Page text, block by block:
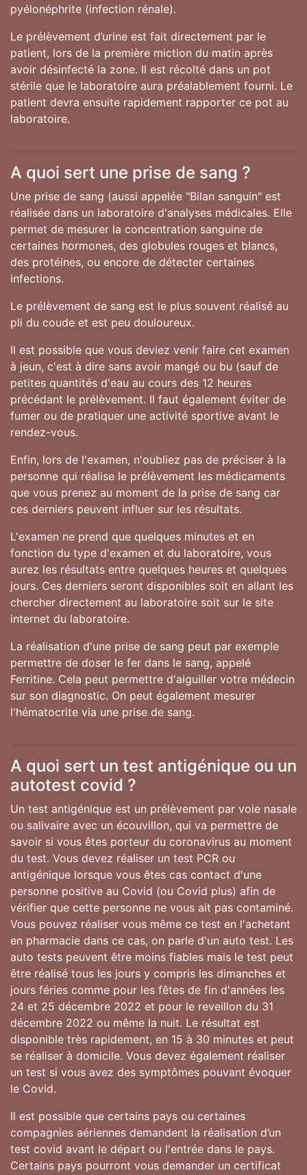
pyélonéphrite (infection rénale).
Le prélèvement d’urine est fait directement par le
patient, lors de la première miction du matin après
avoir désinfecté la zone. Il est récolté dans un pot
stérile que le laboratoire aura préalablement fourni. Le
patient devra ensuite rapidement rapporter ce pot au
laboratoire.
A quoi sert une prise de sang ?
Une prise de sang (aussi appelée "Bilan sanguin" est
réalisée dans un laboratoire d'analyses médicales. Elle
permet de mesurer la concentration sanguine de
certaines hormones, des globules rouges et blancs,
des protéines, ou encore de détecter certaines
infections.
Le prélèvement de sang est le plus souvent réalisé au
pli du coude et est peu douloureux.
Il est possible que vous deviez venir faire cet examen
à jeun, c'est à dire sans avoir mangé ou bu (sauf de
petites quantités d'eau au cours des 12 heures
précédant le prélèvement. Il faut également éviter de
fumer ou de pratiquer une activité sportive avant le
rendez-vous.
Enfin, lors de l'examen, n'oubliez pas de préciser à la
personne qui réalise le prélèvement les médicaments
que vous prenez au moment de la prise de sang car
ces derniers peuvent influer sur les résultats.
L'examen ne prend que quelques minutes et en
fonction du type d'examen et du laboratoire, vous
aurez les résultats entre quelques heures et quelques
jours. Ces derniers seront disponibles soit en allant les
chercher directement au laboratoire soit sur le site
internet du laboratoire.
La réalisation d'une prise de sang peut par exemple
permettre de doser le fer dans le sang, appelé
Ferritine. Cela peut permettre d'aiguiller votre médecin
sur son diagnostic. On peut également mesurer
l'hématocrite via une prise de sang.
A quoi sert un test antigénique ou un
autotest covid ?
Un test antigénique est un prélèvement par voie nasale
ou salivaire avec un écouvillon, qui va permettre de
savoir si vous êtes porteur du coronavirus au moment
du test. Vous devez réaliser un test PCR ou
antigénique lorsque vous êtes cas contact d'une
personne positive au Covid (ou Covid plus) afin de
vérifier que cette personne ne vous ait pas contaminé.
Vous pouvez réaliser vous même ce test en l'achetant
en pharmacie dans ce cas, on parle d'un auto test. Les
auto tests peuvent être moins fiables mais le test peut
être réalisé tous les jours y compris les dimanches et
jours féries comme pour les fêtes de fin d'années les
24 et 25 décembre 2022 et pour le reveillon du 31
décembre 2022 ou même la nuit. Le résultat est
disponible très rapidement, en 15 à 30 minutes et peut
se réaliser à domicile. Vous devez également réaliser
un test si vous avez des symptômes pouvant évoquer
le Covid.
Il est possible que certains pays ou certaines
compagnies aériennes demandent la réalisation d’un
test covid avant le départ ou l'entrée dans le pays.
Certains pays pourront vous demander un certificat